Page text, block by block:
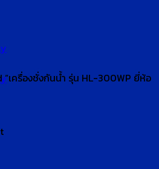
เครื่องชั่งกันน้ำ รุ่น HL-300WP ยี่ห้อ